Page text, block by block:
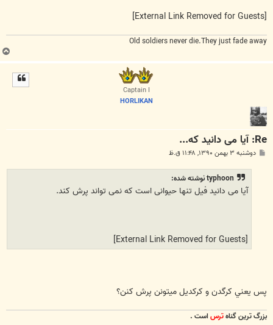
[External Link Removed for Guests]
Old soldiers never die.They just fade away
Captain I
HORLIKAN
Re: آیا می دانید که...
دوشنبه ۳ بهمن ۱۳۹۰, ۱۱:۴۸ ق.ظ
typhoon نوشته شده:
آیا می دانید فیل تنها حیوانی است که نمی تواند پرش کند.
[External Link Removed for Guests]
پس يعني كرگدن و كركديل ميتونن پرش كنن؟
بزرگ ترين گناهترس است .